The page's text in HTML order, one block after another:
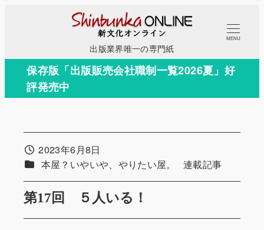
コ
テ
出版業界唯一の専門紙
MENU
保存版「出版販売会社職制一覧2026夏」好
評発売中
第17回 ５人いる！
投稿日2023年6月8日
カテゴリー
本屋？いやいや、やりたい屋。 カテゴリー
連載記事